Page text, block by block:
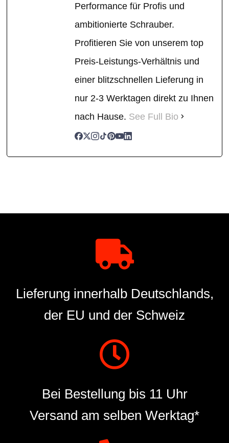
Performance für Profis und
ambitionierte Schrauber.
Profitieren Sie von unserem top
Preis-Leistungs-Verhältnis und
einer blitzschnellen Lieferung in
nur 2-3 Werktagen direkt zu Ihnen
nach Hause. See Full Bio
Lieferung innerhalb Deutschlands,
der EU und der Schweiz
Bei Bestellung bis 11 Uhr
Versand am selben Werktag*